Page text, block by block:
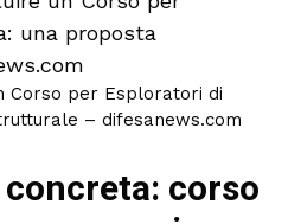
Corso per Esploratori di
– difesanews.com
corso